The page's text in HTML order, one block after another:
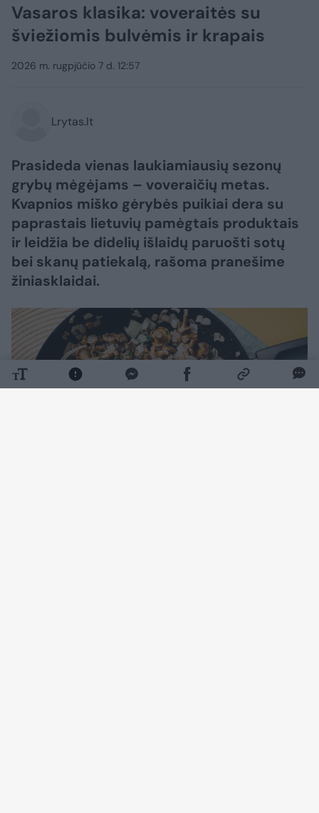
Vasaros klasika: voveraitės su
šviežiomis bulvėmis ir krapais
2026 m. rugpjūčio 7 d. 12:57
Lrytas.lt
Prasideda vienas laukiamiausių sezonų
grybų mėgėjams – voveraičių metas.
Kvapnios miško gėrybės puikiai dera su
paprastais lietuvių pamėgtais produktais
ir leidžia be didelių išlaidų paruošti sotų
bei skanų patiekalą, rašoma pranešime
žiniasklaidai.